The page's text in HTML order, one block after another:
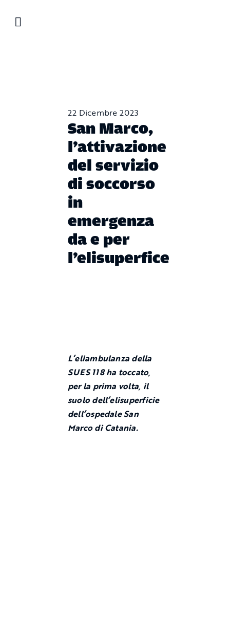
22 Dicembre 2023
San Marco,
l’attivazione
del servizio
di soccorso
in
emergenza
da e per
l’elisuperfice
L’eliambulanza della
SUES 118 ha toccato,
per la prima volta, il
suolo dell’elisuperficie
dell’ospedale San
Marco di Catania.